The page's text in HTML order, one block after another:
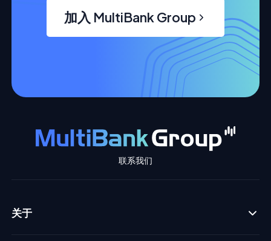
加入 MultiBank Group
联系我们
关于